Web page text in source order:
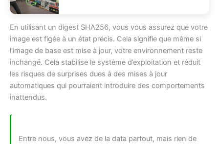
En utilisant un digest SHA256, vous vous assurez que votre
image est figée à un état précis. Cela signifie que même si
l’image de base est mise à jour, votre environnement reste
inchangé. Cela stabilise le système d’exploitation et réduit
les risques de surprises dues à des mises à jour
automatiques qui pourraient introduire des comportements
inattendus.
Entre nous, vous avez de la data partout, mais rien de